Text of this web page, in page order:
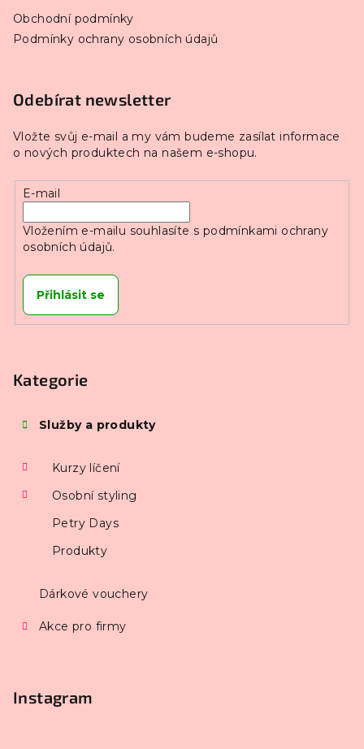
Obchodní podmínky
Podmínky ochrany osobních údajů
Odebírat newsletter
Vložte svůj e-mail a my vám budeme zasílat informace
o nových produktech na našem e-shopu.
E-mail
Vložením e-mailu souhlasíte s podmínkami ochrany
osobních údajů.
Přihlásit se
Kategorie
Služby a produkty
Kurzy líčení
Osobní styling
Petry Days
Produkty
Dárkové vouchery
Akce pro firmy
Instagram